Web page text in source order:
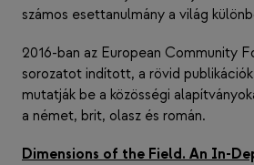
számos esettanulmány a világ
2016-ban az European Community
sorozatot indított, a rövid
mutatják be a közösségi
a német, brit, olasz és román.
Dimensions of the Field. An In-